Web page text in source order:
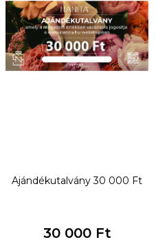
é
k
e
Ajándékutalvány 30 000 Ft
30 000 Ft